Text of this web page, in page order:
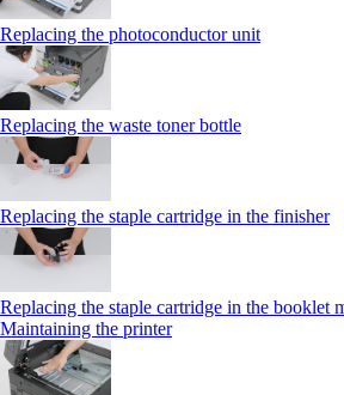
Replacing the photoconductor unit
Replacing the waste toner bottle
Replacing the staple cartridge in the finisher
Replacing the staple cartridge in the booklet
Maintaining the printer